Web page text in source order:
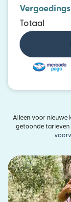
Totaal
Alleen voor nieuwe
getoonde tarieven